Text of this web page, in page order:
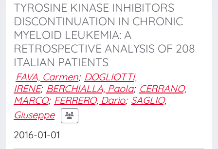
TYROSINE KINASE INHIBITORS
DISCONTINUATION IN CHRONIC
MYELOID LEUKEMIA: A
RETROSPECTIVE ANALYSIS OF 208
ITALIAN PATIENTS
FAVA, Carmen; DOGLIOTTI,
IRENE; BERCHIALLA, Paola; CERRANO,
MARCO; FERRERO, Dario; SAGLIO,
Giuseppe
2016-01-01